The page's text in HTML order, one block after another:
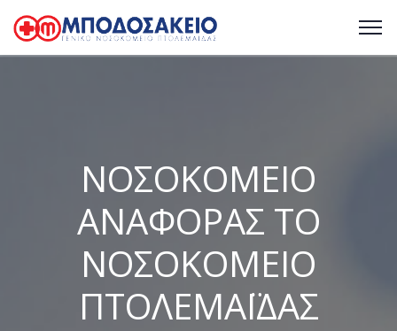
ΝΟΣΟΚΟΜΕΙΟ
ΑΝΑΦΟΡΑΣ ΤΟ
ΝΟΣΟΚΟΜΕΙΟ
ΠΤΟΛΕΜΑΪΔΑΣ